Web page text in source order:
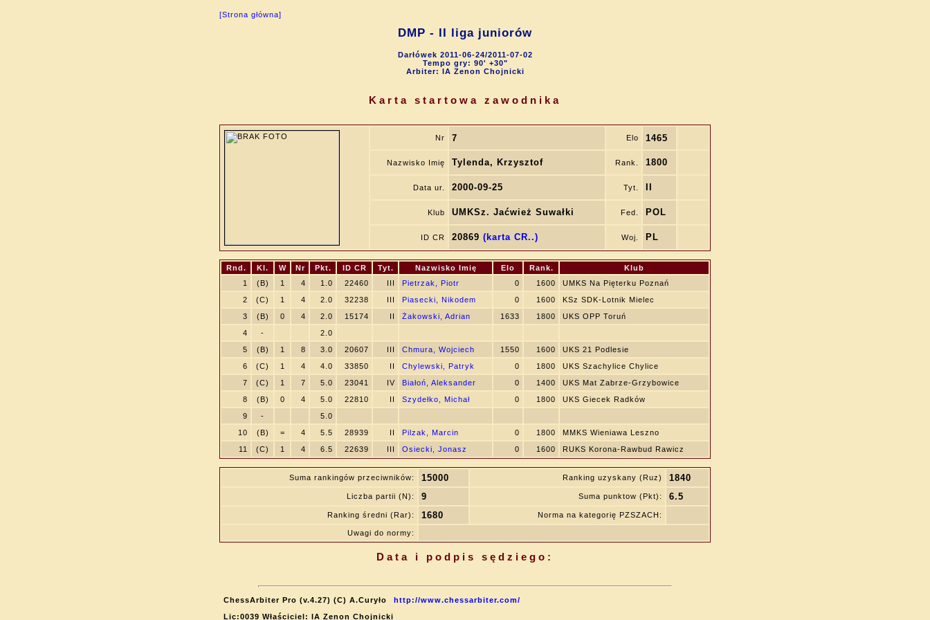
[Strona główna]
DMP - II liga juniorów
Darłówek 2011-06-24/2011-07-02
Tempo gry: 90' +30"
Arbiter: IA Zenon Chojnicki
Karta startowa zawodnika
Nr 7 Elo 1465
Nazwisko Imię Tylenda, Krzysztof Rank. 1800
Data ur. 2000-09-25 Tyt.
Klub UMKSz. Jaćwież Suwałki Fed. POL
ID CR 20869 (karta CR..) Woj. PL
Rnd. Kl. W Nr Pkt. ID CR Tyt. Nazwisko Imię Elo Rank.
Klub
1
(B) 1 4 1.0 22460 III Pietrzak, Piotr 0 1600
UMKS Na Pięterku Poznań
2
(C) 1 4 2.0 32238 III Piasecki, Nikodem 0 1600
KSz SDK-Lotnik Mielec
3
(B) 0 4 2.0 15174 II Żakowski, Adrian 1633 1800
UKS OPP Toruń
4
-
2.0
5
(B) 1 8 3.0 20607 III Chmura, Wojciech 1550 1600
UKS 21 Podlesie
6
(C) 1 4 4.0 33850 II Chylewski, Patryk 0 1800
UKS Szachylice Chylice
7
(C) 1 7 5.0 23041 IV Białoń, Aleksander 0 1400
UKS Mat Zabrze-Grzybowice
8
(B) 0 4 5.0 22810 II Szydełko, Michał 0 1800
UKS Giecek Radków
9
-
5.0
10
(B) = 4 5.5 28939 II Pilzak, Marcin 0 1800
MMKS Wieniawa Leszno
11
(C) 1 4 6.5 22639 III Osiecki, Jonasz 0 1600 RUKS Korona-Rawbud Rawicz
Suma rankingów przeciwników: 15000 Ranking uzyskany (Ruz) 1840
Liczba partii (N): 9 Suma punktow (Pkt): 6.5
Ranking średni (Rar): 1680 Norma na kategorię PZSZACH:
Uwagi do normy:
Data i podpis sędziego:
ChessArbiter Pro (v.4.27) (C) A.Curyło
http://www.chessarbiter.com/
Lic:0039 Właściciel: IA Zenon Chojnicki